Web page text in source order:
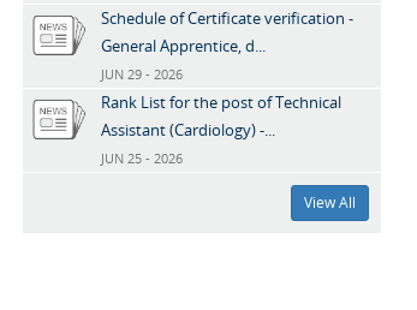
Schedule of Certificate verification -
General Apprentice, d...
JUN 29 - 2026
Rank List for the post of Technical
Assistant (Cardiology) -...
JUN 25 - 2026
View All